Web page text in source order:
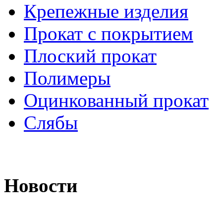
Крепежные изделия
Прокат с покрытием
Плоский прокат
Полимеры
Оцинкованный прокат
Слябы
Новости